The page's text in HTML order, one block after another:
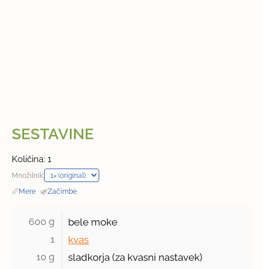
SESTAVINE
Količina: 1
Množilnik:
📏Mere · 🌿Začimbe
600 g bele moke
1 kvas
10 g
sladkorja (za kvasni nastavek)